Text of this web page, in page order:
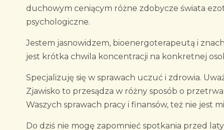
duchowym ceniącym różne zdobycze świata
psychologiczne.
Jestem jasnowidzem, bioenergoterapeutą i
jest krótka chwila koncentracji na konkretnej
Specjalizuję się w sprawach uczuć i zdrowia.
Zjawisko to przesądza w różny sposób o
Waszych sprawach pracy i finansów, też nie jest
Do dziś nie mogę zapomnieć spotkania przed